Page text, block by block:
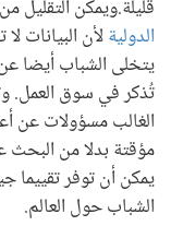
قليلة.ويمكن التقليل
الدوليةلأن البيانات
يتخلى الشباب أيضا
تُذكر في سوق العمل.
الغالب مسؤولات عن
مؤقتة بدلا من البحث
يمكن أن توفر تقييما
الشباب حول العالم.